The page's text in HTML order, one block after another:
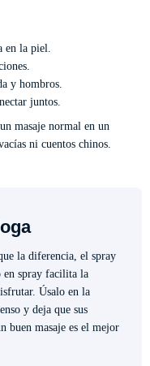
en la piel.
y hombros.
juntos.
masaje normal en un
ni cuentos chinos.
la diferencia, el spray
en spray facilita la
Úsalo en la
y deja que sus
buen masaje es el mejor